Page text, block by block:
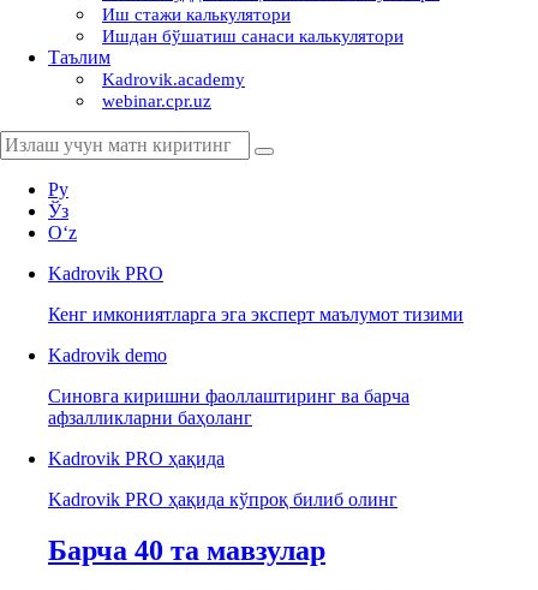
Иш стажи калькулятори
Ишдан бўшатиш санаси калькулятори
Таълим
Kadrovik.academy
webinar.cpr.uz
Ру
Ўз
Oʻz
Kadrovik PRO
Кенг имкониятларга эга эксперт маълумот тизими
Kadrovik demo
Синовга киришни фаоллаштиринг ва барча
афзалликларни баҳоланг
Kadrovik PRO ҳақида
Kadrovik PRO ҳақида кўпроқ билиб олинг
Барча 40 та мавзулар